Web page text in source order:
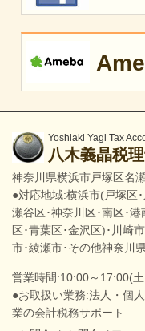
Yoshiaki Yagi Tax
八木義晶税
神奈川県横浜市戸塚区名
●対応地域:横浜市(戸塚区
瀬谷区･神奈川区･南区･
区･青葉区･金沢区)･川崎
市･綾瀬市･その他神奈川
営業時間:10:00～17:00(
●お取扱い業務:法人・個
業の会計税務サポート